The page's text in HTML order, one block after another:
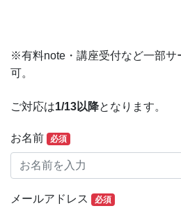
※有料note・講座受付など一部サ
可。
ご対応は1/13以降となります。
お名前 必須
メールアドレス 必須